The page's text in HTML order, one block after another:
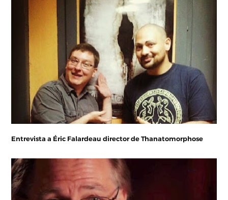
Entrevista a Éric Falardeau director de Thanatomorphose